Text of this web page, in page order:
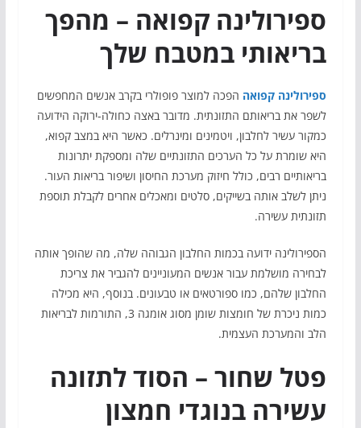
ספירולינה קפואה – מהפך
בריאותי במטבח שלך
ספירולינה קפואה הפכה למוצר פופולרי בקרב אנשים המחפשים
לשפר את בריאותם התזונתית. מדובר באצה כחולה-ירוקה הידועה
כמקור עשיר לחלבון, ויטמינים ומינרלים. כאשר היא במצב קפוא,
היא שומרת על כל הערכים התזונתיים שלה ומספקת יתרונות
בריאותיים רבים, כולל חיזוק מערכת החיסון ושיפור בריאות העור.
ניתן לשלב אותה בשייקים, סלטים ומאכלים אחרים לקבלת תוספת
תזונתית עשירה.
הספירולינה ידועה בכמות החלבון הגבוהה שלה, מה שהופך אותה
לבחירה מושלמת עבור אנשים המעוניינים להגביר את צריכת
החלבון שלהם, כמו ספורטאים או טבעונים. בנוסף, היא מכילה
כמות ניכרת של חומצות שומן מסוג אומגה 3, התורמות לבריאות
הלב והמערכת העצמית.
פטל שחור – הסוד לתזונה
עשירה בנוגדי חמצון